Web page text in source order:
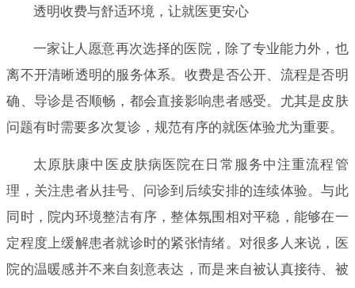
透明收费与舒适环境，让就医更安心
一家让人愿意再次选择的医院，除了专业能力外，也
离不开清晰透明的服务体系。收费是否公开、流程是否明
确、导诊是否顺畅，都会直接影响患者感受。尤其是皮肤
问题有时需要多次复诊，规范有序的就医体验尤为重要。
太原肤康中医皮肤病医院在日常服务中注重流程管
理，关注患者从挂号、问诊到后续安排的连续体验。与此
同时，院内环境整洁有序，整体氛围相对平稳，能够在一
定程度上缓解患者就诊时的紧张情绪。对很多人来说，医
院的温暖感并不来自刻意表达，而是来自被认真接待、被